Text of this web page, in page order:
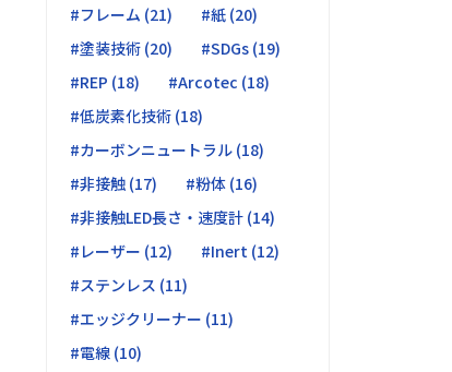
#フレーム (21)
#紙 (20)
#塗装技術 (20)
#SDGs (19)
#REP (18)
#Arcotec (18)
#低炭素化技術 (18)
#カーボンニュートラル (18)
#非接触 (17)
#粉体 (16)
#非接触LED長さ・速度計 (14)
#レーザー (12)
#Inert (12)
#ステンレス (11)
#エッジクリーナー (11)
#電線 (10)